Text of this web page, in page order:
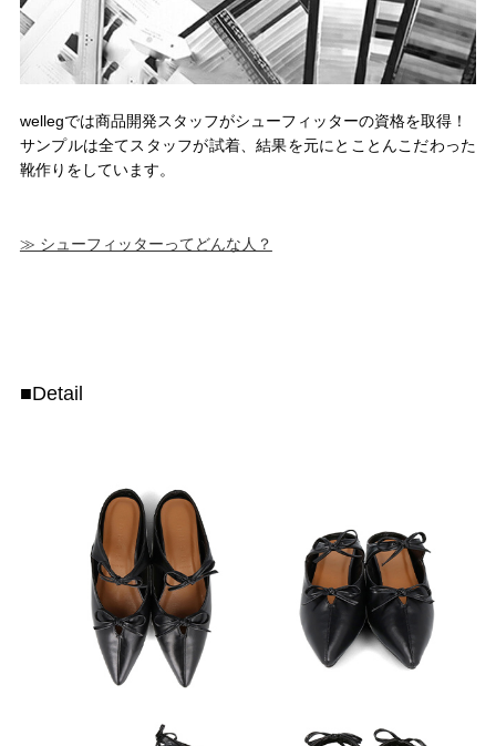
wellegでは商品開発スタッフがシューフィッターの資格を取得！
サンプルは全てスタッフが試着、結果を元にとことんこだわった
靴作りをしています。
≫ シューフィッターってどんな人？
■Detail